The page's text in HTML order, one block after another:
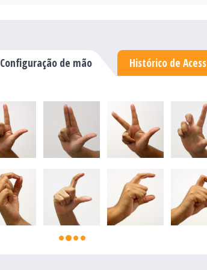
Configuração de mão Histórico de